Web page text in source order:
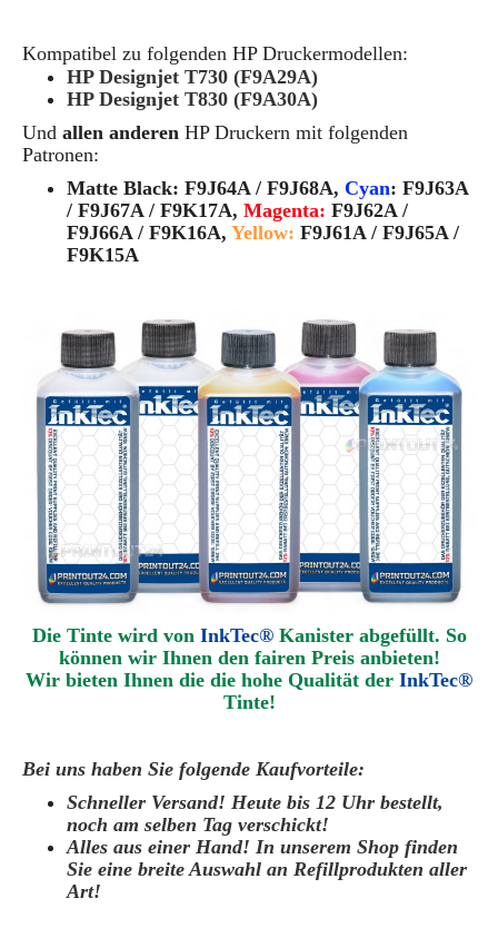
Kompatibel zu folgenden HP Druckermodellen:
HP Designjet T730 (F9A29A)
HP Designjet T830 (F9A30A)
Und allen anderen HP Druckern mit folgenden
Patronen:
Matte Black: F9J64A / F9J68A, Cyan: F9J63A
/ F9J67A / F9K17A, Magenta: F9J62A /
F9J66A / F9K16A, Yellow: F9J61A / F9J65A /
F9K15A
Die Tinte wird von InkTec® Kanister abgefüllt. So
können wir Ihnen den fairen Preis anbieten!
Wir bieten Ihnen die die hohe Qualität der InkTec®
Tinte!
Bei uns haben Sie folgende Kaufvorteile:
Schneller Versand! Heute bis 12 Uhr bestellt,
noch am selben Tag verschickt!
Alles aus einer Hand! In unserem Shop finden
Sie eine breite Auswahl an Refillprodukten aller
Art!